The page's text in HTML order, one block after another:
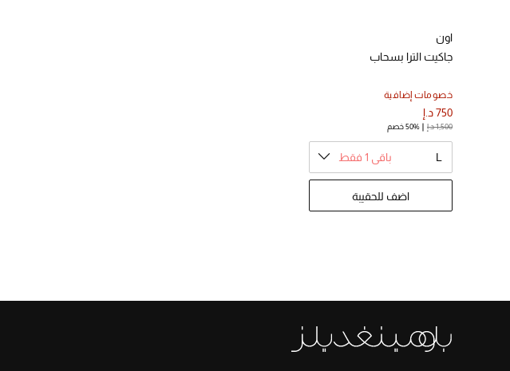
اون
جاكيت الترا بسحاب
خصومات إضافية
750 د.إ
1,500 د.إ 50% خصم
L باقي 1 فقط
اضف للحقيبة